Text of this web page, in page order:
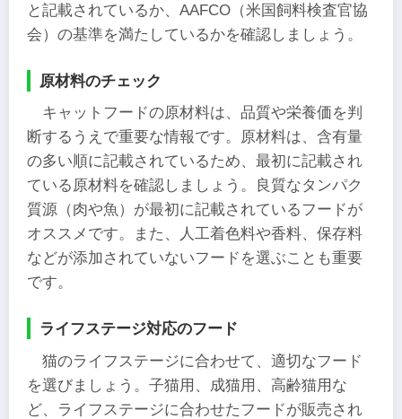
と記載されているか、AAFCO（米国飼料検査官協
会）の基準を満たしているかを確認しましょう。
原材料のチェック
キャットフードの原材料は、品質や栄養価を判
断するうえで重要な情報です。原材料は、含有量
の多い順に記載されているため、最初に記載され
ている原材料を確認しましょう。良質なタンパク
質源（肉や魚）が最初に記載されているフードが
オススメです。また、人工着色料や香料、保存料
などが添加されていないフードを選ぶことも重要
です。
ライフステージ対応のフード
猫のライフステージに合わせて、適切なフード
を選びましょう。子猫用、成猫用、高齢猫用な
ど、ライフステージに合わせたフードが販売され